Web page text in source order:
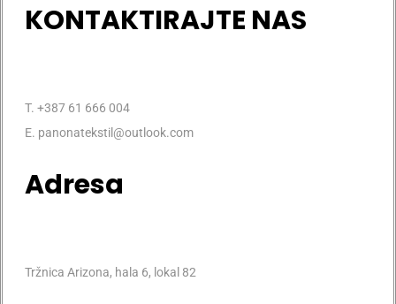
KONTAKTIRAJTE NAS
T. +387 61 666 004
E. panonatekstil@outlook.com
Adresa
Tržnica Arizona, hala 6, lokal 82